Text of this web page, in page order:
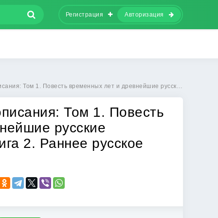
Регистрация Авторизация
временных лет и древнейшие русские летописные своды. Книга 2. Раннее русское летописание XI-XII вв
Том 1. Повесть
русские
2. Раннее русское